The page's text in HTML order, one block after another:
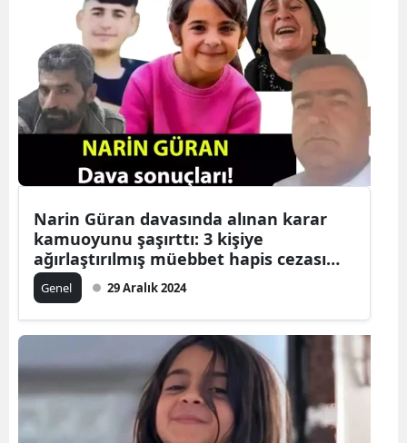
Narin Güran davasında alınan karar
kamuoyunu şaşırttı: 3 kişiye
ağırlaştırılmış müebbet hapis cezası
verildi!
Genel 29 Aralık 2024